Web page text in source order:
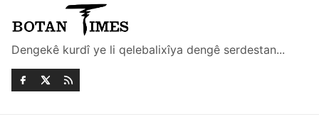
Dengekê kurdî ye li qelebalixîya dengê serdestan...